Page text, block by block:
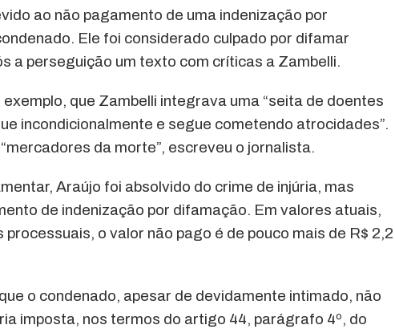
ao não pagamento de uma indenização por
Ele foi considerado culpado por difamar
a perseguição um texto com críticas a Zambelli.
que Zambelli integrava uma “seita de doentes
incondicionalmente e segue cometendo atrocidades”.
da morte”, escreveu o jornalista.
Araújo foi absolvido do crime de injúria, mas
de indenização por difamação. Em valores atuais,
o valor não pago é de pouco mais de R$ 2,2
o condenado, apesar de devidamente intimado, não
imposta, nos termos do artigo 44, parágrafo 4º, do